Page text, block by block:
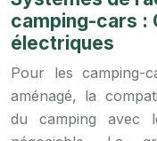
camping-cars :
électriques
Pour les camping-
aménagé, la
du camping avec